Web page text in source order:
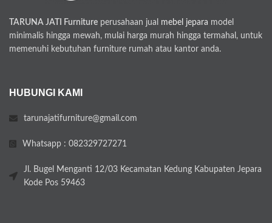
TARUNA JATI Furniture perusahaan jual mebel jepara model
minimalis hingga mewah, mulai harga murah hingga termahal, untuk
memenuhi kebutuhan furniture rumah atau kantor anda.
HUBUNGI KAMI
tarunajatifurniture@gmail.com
Whatsapp : 082329727271
Jl. Bugel Menganti 12/03 Kecamatan Kedung Kabupaten Jepara
Kode Pos 59463